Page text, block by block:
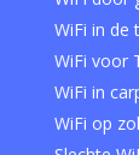
WiFi in de
WiFi voor
WiFi in
WiFi op